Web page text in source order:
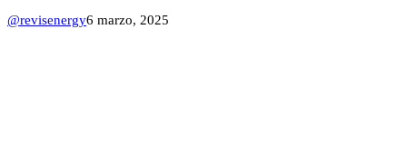
@revisenergy6 marzo, 2025